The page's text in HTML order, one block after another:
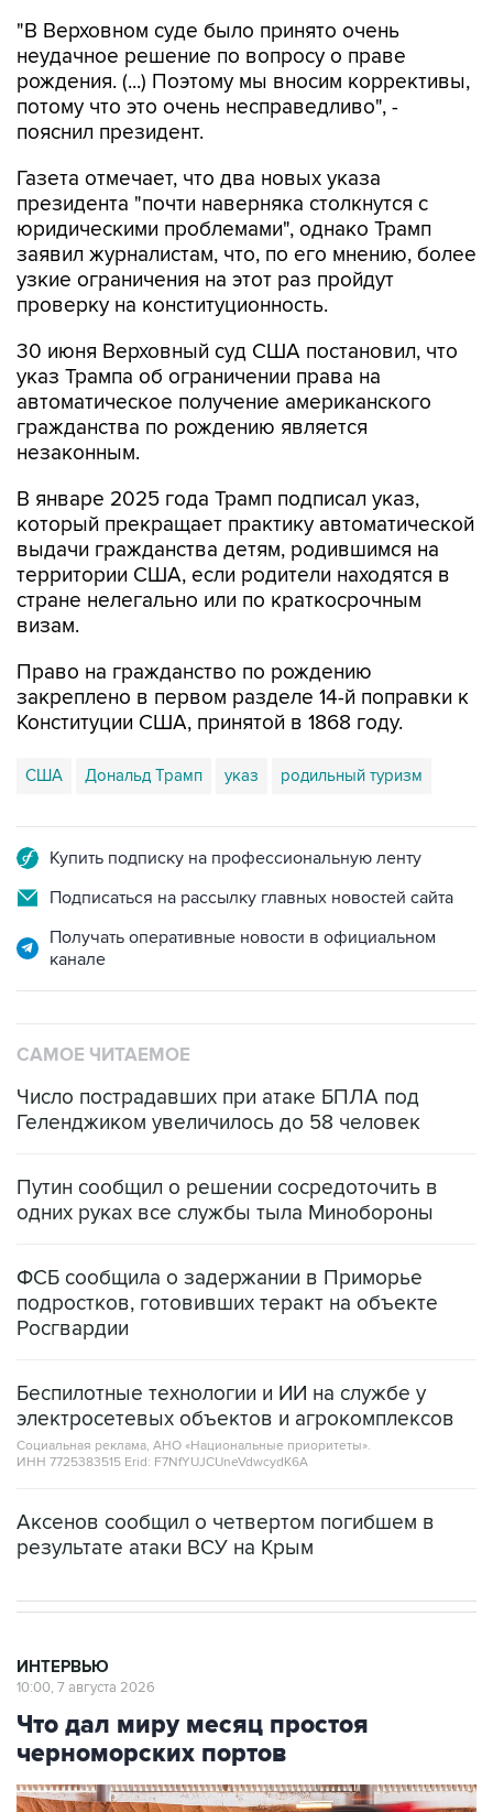
"В Верховном суде было принято очень
неудачное решение по вопросу о праве
рождения. (...) Поэтому мы вносим коррективы,
потому что это очень несправедливо", -
пояснил президент.
Газета отмечает, что два новых указа
президента "почти наверняка столкнутся с
юридическими проблемами", однако Трамп
заявил журналистам, что, по его мнению, более
узкие ограничения на этот раз пройдут
проверку на конституционность.
30 июня Верховный суд США постановил, что
указ Трампа об ограничении права на
автоматическое получение американского
гражданства по рождению является
незаконным.
В январе 2025 года Трамп подписал указ,
который прекращает практику автоматической
выдачи гражданства детям, родившимся на
территории США, если родители находятся в
стране нелегально или по краткосрочным
визам.
Право на гражданство по рождению
закреплено в первом разделе 14-й поправки к
Конституции США, принятой в 1868 году.
США Дональд Трамп указ родильный туризм
Купить подписку на профессиональную ленту
Подписаться на рассылку главных новостей сайта
Получать оперативные новости в официальном
канале
САМОЕ ЧИТАЕМОЕ
Число пострадавших при атаке БПЛА под
Геленджиком увеличилось до 58 человек
Путин сообщил о решении сосредоточить в
одних руках все службы тыла Минобороны
ФСБ сообщила о задержании в Приморье
подростков, готовивших теракт на объекте
Росгвардии
Беспилотные технологии и ИИ на службе у
электросетевых объектов и агрокомплексов
Социальная реклама, АНО «Национальные приоритеты».
ИНН 7725383515 Erid: F7NfYUJCUneVdwcydK6A
Аксенов сообщил о четвертом погибшем в
результате атаки ВСУ на Крым
ИНТЕРВЬЮ
10:00, 7 августа 2026
Что дал миру месяц простоя
черноморских портов